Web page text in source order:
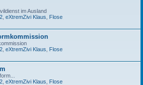
im Ausland
eXtremZivi Klaus
Flose
eXtremZivi Klaus
Flose
eXtremZivi Klaus
Flose